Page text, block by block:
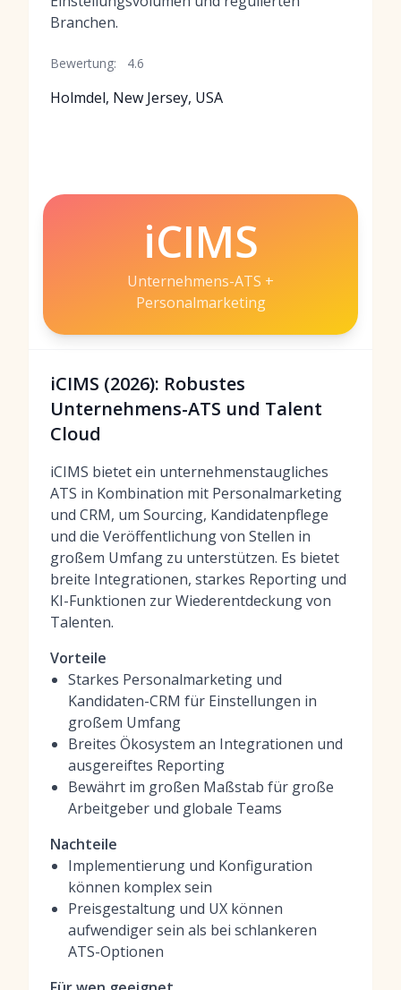
Branchen.
Bewertung: 4.6
Holmdel, New Jersey, USA
iCIMS
Unternehmens-ATS +
Personalmarketing
iCIMS (2026): Robustes
Unternehmens-ATS und Talent
Cloud
iCIMS bietet ein unternehmenstaugliches
ATS in Kombination mit Personalmarketing
und CRM, um Sourcing, Kandidatenpflege
und die Veröffentlichung von Stellen in
großem Umfang zu unterstützen. Es bietet
breite Integrationen, starkes Reporting und
KI-Funktionen zur Wiederentdeckung von
Talenten.
Vorteile
Starkes Personalmarketing und
Kandidaten-CRM für Einstellungen in
großem Umfang
Breites Ökosystem an Integrationen und
ausgereiftes Reporting
Bewährt im großen Maßstab für große
Arbeitgeber und globale Teams
Nachteile
Implementierung und Konfiguration
können komplex sein
Preisgestaltung und UX können
aufwendiger sein als bei schlankeren
ATS-Optionen